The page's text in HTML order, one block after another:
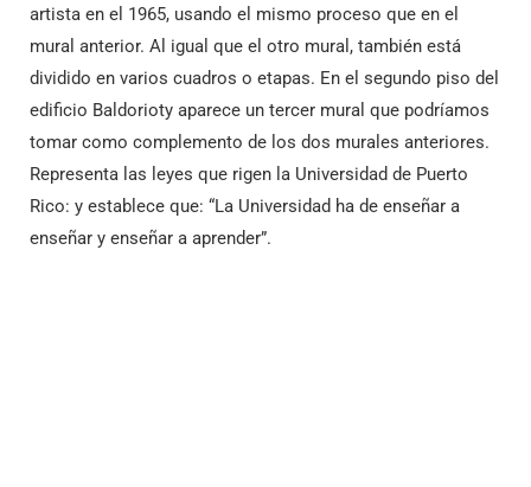
artista en el 1965, usando el mismo proceso que en el
mural anterior. Al igual que el otro mural, también está
dividido en varios cuadros o etapas. En el segundo piso del
edificio Baldorioty aparece un tercer mural que podríamos
tomar como complemento de los dos murales anteriores.
Representa las leyes que rigen la Universidad de Puerto
Rico: y establece que: “La Universidad ha de enseñar a
enseñar y enseñar a aprender”.